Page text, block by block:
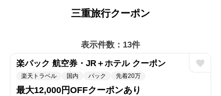
三重旅行クーポン
表示件数：13件
楽パック 航空券・JR＋ホテル クーポン
楽天トラベル 国内 パック 先着20万
最大12,000円OFFクーポンあり